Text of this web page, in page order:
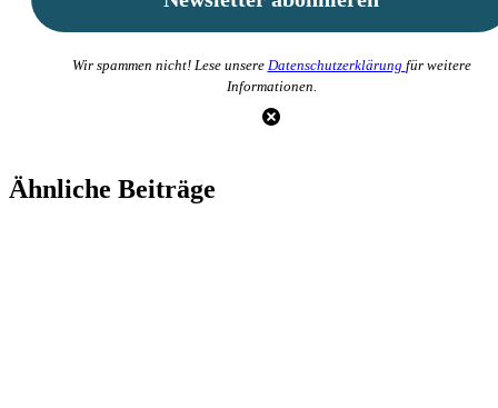
Wir spammen nicht! Lese unsere Datenschutzerklärung für weitere
Informationen.
Ähnliche Beiträge